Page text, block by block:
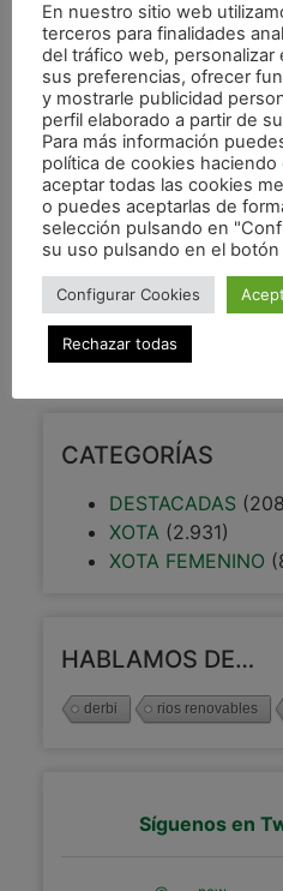
Campeones de la
Navarra en la
Magna Gurpea se
primera Copa Navarra de
organizada por la
En un intenso e
LEER MÁS »
29 septiembre, 2016
CATEGORÍAS
DESTACADAS
XOTA (2.931)
XOTA FEMENINO
HABLAMOS DE…
derbi rios renovables
Síguenos en
En nuestro sitio web
terceros para finalidades
del tráfico web,
sus preferencias, ofrecer
y mostrarle publicidad
perfil elaborado a partir de
Para más información
política de cookies haciendo
aceptar todas las cookies
o puedes aceptarlas de
selección pulsando en
su uso pulsando en el botón
Configurar Cookies
Rechazar todas